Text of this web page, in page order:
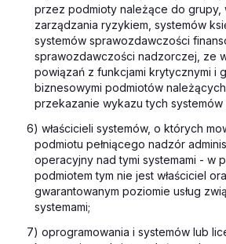
przez podmioty należące do grupy,
zarządzania ryzykiem, systemów
systemów sprawozdawczości
sprawozdawczości nadzorczej, ze
powiązań z funkcjami krytycznymi i
biznesowymi podmiotów
przekazanie wykazu tych systemów
6) właścicieli systemów, o których
podmiotu pełniącego nadzór
operacyjny nad tymi systemami - w
podmiotem tym nie jest właściciel
gwarantowanym poziomie usług
systemami;
7) oprogramowania i systemów lub